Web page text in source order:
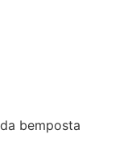
bemposta